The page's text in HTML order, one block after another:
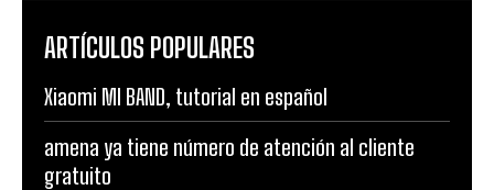
ARTÍCULOS POPULARES
Xiaomi MI BAND, tutorial en español
amena ya tiene número de atención al cliente
gratuito